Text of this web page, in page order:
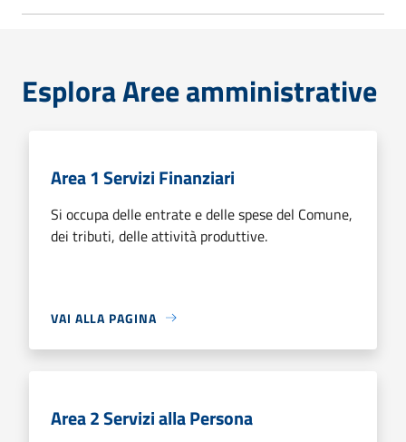
Esplora Aree amministrative
Area 1 Servizi Finanziari
Si occupa delle entrate e delle spese del Comune,
dei tributi, delle attività produttive.
VAI ALLA PAGINA
Area 2 Servizi alla Persona